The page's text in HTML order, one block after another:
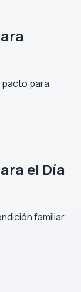
pacto para
el Día
familiar